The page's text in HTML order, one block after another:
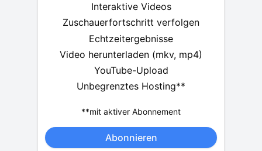
Interaktive Videos
Zuschauerfortschritt verfolgen
Echtzeitergebnisse
Video herunterladen (mkv, mp4)
YouTube-Upload
Unbegrenztes Hosting**
**mit aktiver Abonnement
Abonnieren